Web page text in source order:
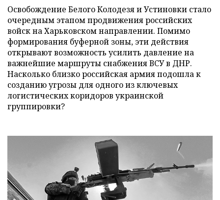
Освобождение Белого Колодезя и Устиновки стало
очередным этапом продвижения российских
войск на Харьковском направлении. Помимо
формирования буферной зоны, эти действия
открывают возможность усилить давление на
важнейшие маршруты снабжения ВСУ в ДНР.
Насколько близко российская армия подошла к
созданию угрозы для одного из ключевых
логистических коридоров украинской
группировки?